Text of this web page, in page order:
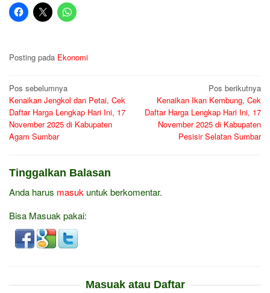
Posting pada Ekonomi
Navigasi
pos
Pos sebelumnya
Kenaikan Jengkol dan Petai, Cek
Daftar Harga Lengkap Hari Ini, 17
November 2025 di Kabupaten
Agam Sumbar
Pos berikutnya
Kenaikan Ikan Kembung, Cek
Daftar Harga Lengkap Hari Ini, 17
November 2025 di Kabupaten
Pesisir Selatan Sumbar
Tinggalkan Balasan
Anda harus masuk untuk berkomentar.
Bisa Masuak pakai:
Masuak atau Daftar